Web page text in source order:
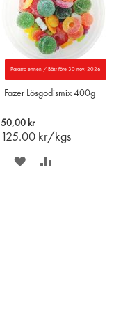
Parasta ennen / Bäst före 30 nov. 2026
Fazer Lösgodismix 400g
50,00 kr
125.00 kr/kgs
SPARA